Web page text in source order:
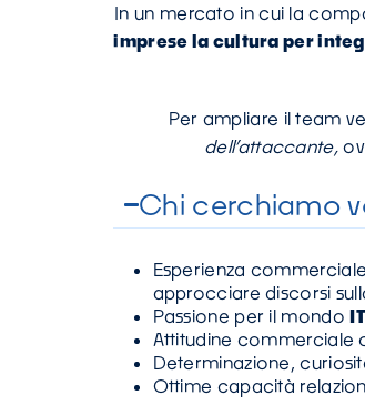
In un mercato in cui la
imprese la cultura per
Per ampliare il team
dell’attaccante,
Chi cerchiamo
Esperienza
approcciare discorsi
Passione per il mondoIT
Attitudine commerciale
Determinazione,
Ottime capacità